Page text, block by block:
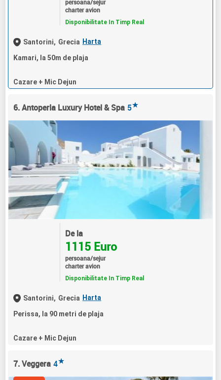
persoana/sejur
charter avion
Disponibilitate In Timp Real
Santorini, Grecia Harta
Kamari, la 50m de plaja
Cazare + Mic Dejun
6. Antoperla Luxury Hotel & Spa 5★
De la
1115 Euro
persoana/sejur
charter avion
Disponibilitate In Timp Real
Santorini, Grecia Harta
Perissa, la 90 metri de plaja
Cazare + Mic Dejun
7. Veggera 4★